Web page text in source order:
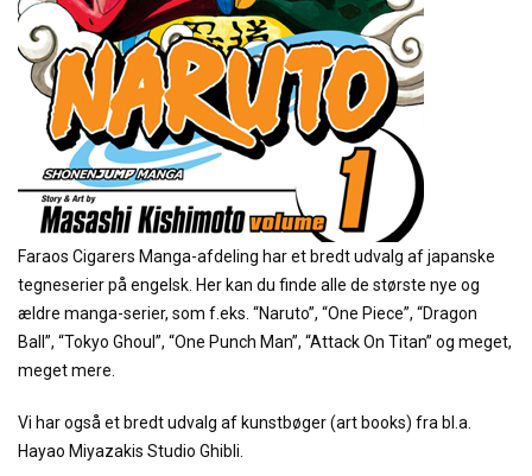
Faraos Cigarers Manga-afdeling har et bredt udvalg af japanske
tegneserier på engelsk. Her kan du finde alle de største nye og
ældre manga-serier, som f.eks. “Naruto”, “One Piece”, “Dragon
Ball”, “Tokyo Ghoul”, “One Punch Man”, “Attack On Titan” og meget,
meget mere.
Vi har også et bredt udvalg af kunstbøger (art books) fra bl.a.
Hayao Miyazakis Studio Ghibli.